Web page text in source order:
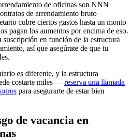
de oficinas son NNN
de arrendamiento bruto
cubre ciertos gastos hasta un monto
pagan los aumentos por encima de eso.
suscripción en función de la estructura
así que asegúrate de que tu
es diferente, y la estructura
costarte miles — reserva una llamada
para asegurarte de estar bien
de vacancia en